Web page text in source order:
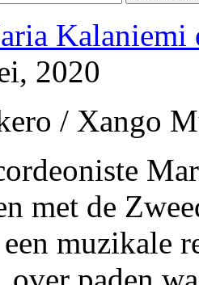
Kalaniemi
2020
/ Xango
met de
muzikale